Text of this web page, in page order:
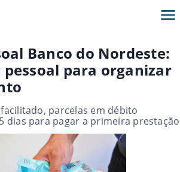
Banco do Nordeste:
para organizar
parcelas em débito
dias para pagar a primeira prestação